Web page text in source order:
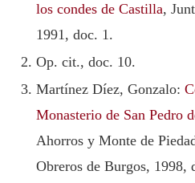
los condes de Castilla,
1991, doc. 1.
Op. cit., doc. 10.
Martínez Díez, Gonzalo:
Monasterio de San Pedro
Ahorros y Monte de
Obreros de Burgos, 1998,